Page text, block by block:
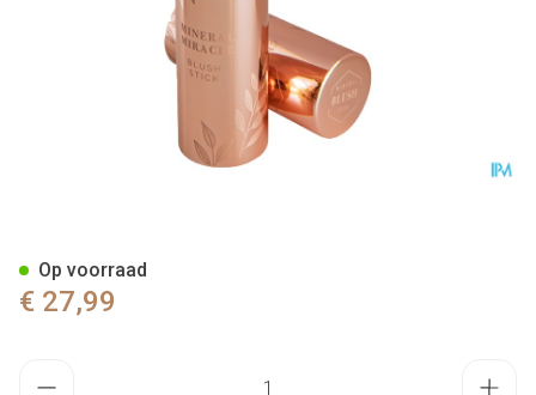
€ 27,99
Op voorraad